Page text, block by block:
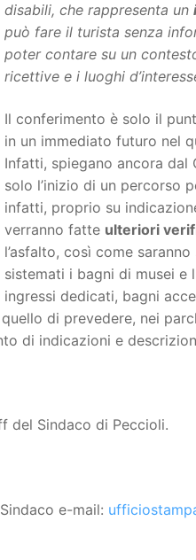
disabili, che rappresenta un
può fare il turista senza
poter contare su un
ricettive e i luoghi
Il conferimento è solo il
in un immediato futuro nel
Infatti, spiegano ancora dal
solo l’inizio di un percorso
infatti, proprio su
verranno fatte ulteriori
l’asfalto, così come
sistemati i bagni di musei
ingressi dedicati, bagni
di prevedere, nei
di indicazioni e
del Sindaco di Peccioli.
e-mail: